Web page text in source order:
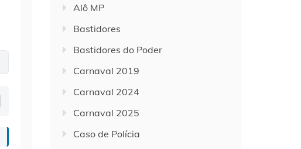
Alô MP
Bastidores
Bastidores do Poder
Carnaval 2019
Carnaval 2024
Carnaval 2025
Caso de Polícia